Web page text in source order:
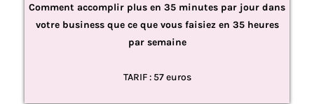
Comment accomplir plus en 35 minutes par jour dans
votre business que ce que vous faisiez en 35 heures
par semaine
TARIF : 57 euros